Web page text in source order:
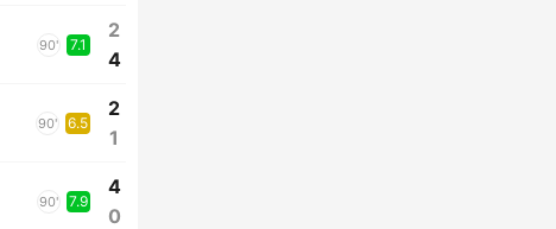
90' 7.1
2
4
90' 6.5
2
1
90' 7.9
4
0